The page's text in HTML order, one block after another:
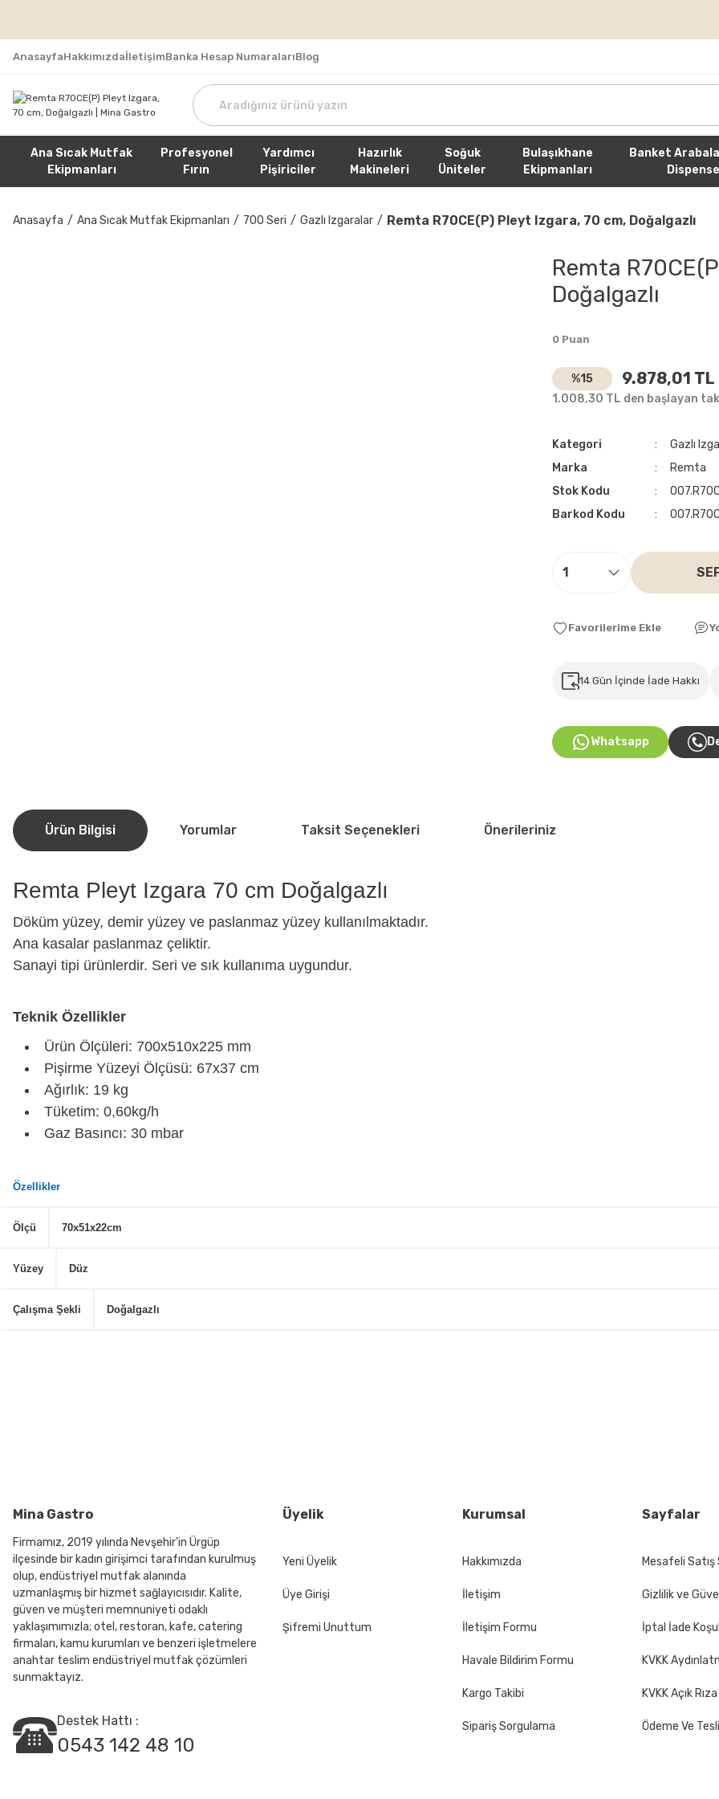
AnasayfaHakkımızdaİletişimBanka Hesap NumaralarıBlog
Ana Sıcak Mutfak
Ekipmanları
Profesyonel
Fırın
Yardımcı
Pişiriciler
Hazırlık
Makineleri
Soğuk
Üniteler
Bulaşıkhane
Ekipmanları
Banket
Anasayfa Ana Sıcak Mutfak Ekipmanları 700 Seri Gazlı Izgaralar Remta R70CE(P) Pleyt Izgara, 70 cm, Doğalgazlı
Remta
Doğalgazlı
0 Puan
%15 9.878,01 TL
1.008,30 TL den başlayan
Kategori
Gazlı
Marka
Remta
Stok Kodu
Barkod Kodu
14 Gün İçinde İade Hakkı
Whatsapp
Ürün Bilgisi Yorumlar Taksit Seçenekleri Önerileriniz
Remta Pleyt Izgara 70 cm Doğalgazlı
Döküm yüzey, demir yüzey ve paslanmaz yüzey kullanılmaktadır.
Ana kasalar paslanmaz çeliktir.
Sanayi tipi ürünlerdir. Seri ve sık kullanıma uygundur.
Teknik Özellikler
Ürün Ölçüleri: 700x510x225 mm
Pişirme Yüzeyi Ölçüsü: 67x37 cm
Ağırlık: 19 kg
Tüketim: 0,60kg/h
Gaz Basıncı: 30 mbar
Özellikler
Ölçü 70x51x22cm
Yüzey Düz
Çalışma Şekli Doğalgazlı
Bu ürüne benzer farklı alternatifler olmalı.
Mina Gastro
Firmamız, 2019 yılında Nevşehir’in Ürgüp
ilçesinde bir kadın girişimci tarafından kurulmuş
olup, endüstriyel mutfak alanında
uzmanlaşmış bir hizmet sağlayıcısıdır. Kalite,
güven ve müşteri memnuniyeti odaklı
yaklaşımımızla; otel, restoran, kafe, catering
firmaları, kamu kurumları ve benzeri işletmelere
anahtar teslim endüstriyel mutfak çözümleri
sunmaktayız.
Destek Hattı :
0543 142 48 10
Üyelik
Yeni Üyelik
Üye Girişi
Şifremi Unuttum
Kurumsal
Hakkımızda
İletişim
İletişim Formu
Havale Bildirim Formu
Kargo Takibi
Sipariş Sorgulama
Sayfalar
Mesafeli
Gizlilik ve
İptal İade
KVKK
KVKK Açık
Ödeme Ve